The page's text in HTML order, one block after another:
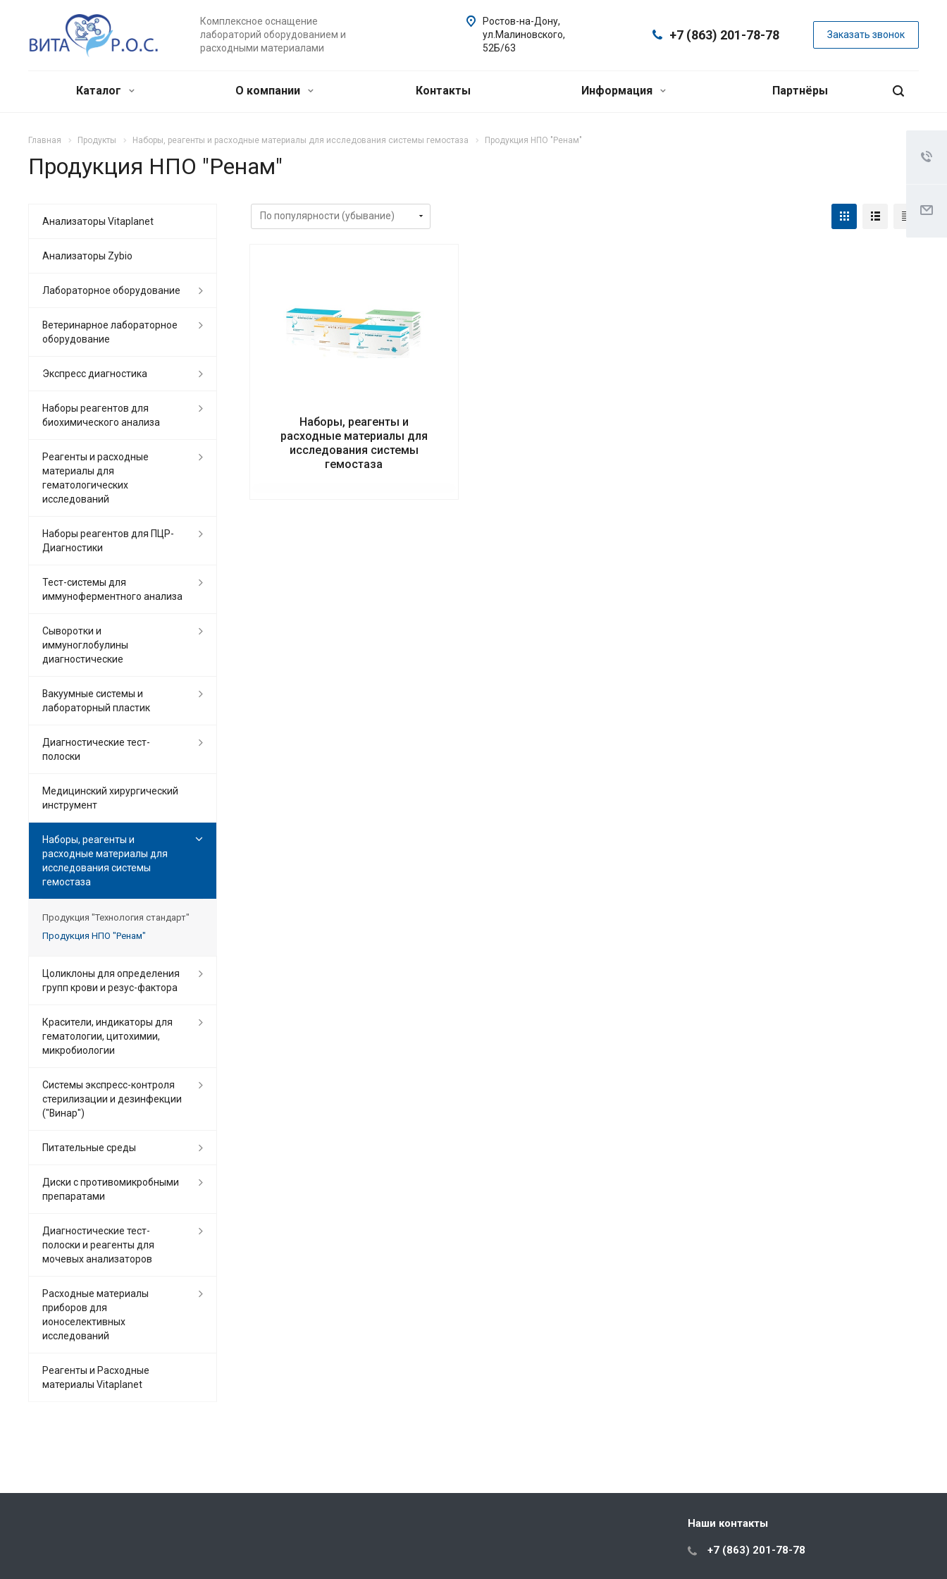
Комплексное оснащение
лабораторий оборудованием и
расходными материалами
+7 (863) 201-78-78 Заказать звонок
Ростов-на-Дону,
ул.Малиновского,
52Б/63
Каталог О компании Контакты Информация Партнёры
Главная Продукты Наборы, реагенты и расходные материалы для исследования системы гемостаза Продукция НПО "Ренам"
Продукция НПО "Ренам"
Наборы, реагенты и
расходные материалы для
исследования системы
гемостаза
Анализаторы Vitaplanet
Анализаторы Zybio
Лабораторное оборудование
Ветеринарное лабораторное
оборудование
Экспресс диагностика
Наборы реагентов для
биохимического анализа
Реагенты и расходные
материалы для
гематологических
исследований
Наборы реагентов для ПЦР-
Диагностики
Тест-системы для
иммуноферментного анализа
Сыворотки и
иммуноглобулины
диагностические
Вакуумные системы и
лабораторный пластик
Диагностические тест-
полоски
Медицинский хирургический
инструмент
Наборы, реагенты и
расходные материалы для
исследования системы
гемостаза
Продукция "Технология стандарт"
Продукция НПО "Ренам"
Цоликлоны для определения
групп крови и резус-фактора
Красители, индикаторы для
гематологии, цитохимии,
микробиологии
Системы экспресс-контроля
стерилизации и дезинфекции
("Винар")
Питательные среды
Диски с противомикробными
препаратами
Диагностические тест-
полоски и реагенты для
мочевых анализаторов
Расходные материалы
приборов для
ионоселективных
исследований
Реагенты и Расходные
материалы Vitaplanet
Наши контакты
+7 (863) 201-78-78